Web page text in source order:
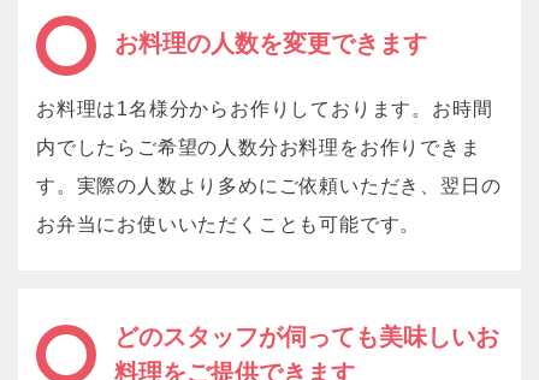
お料理の人数を変更できます
お料理は1名様分からお作りしております。お時間
内でしたらご希望の人数分お料理をお作りできま
す。実際の人数より多めにご依頼いただき、翌日の
お弁当にお使いいただくことも可能です。
どのスタッフが伺っても美味しいお
料理をご提供できます